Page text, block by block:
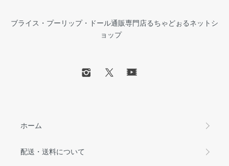
ブライス・プーリップ・ドール通販専門店るちゃどぉるネットシ
ョップ
ホーム
配送・送料について